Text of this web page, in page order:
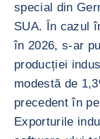
special din
SUA. În cazul
în 2026, s-ar
producției
modestă de
precedent în
Exporturile